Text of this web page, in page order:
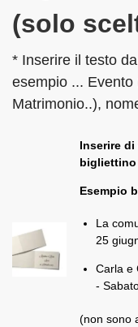
(solo
* Inserire il testo
esempio ...
Matrimonio..),
Inserire
bigliettino
Esempio
La
25
Carla e
-
(non sono